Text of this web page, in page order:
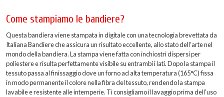
Come stampiamo le bandiere?
Questa bandiera viene stampata in digitale con una tecnologia brevettata da
Italiana Bandiere che assicura un risultato eccellente, allo stato dell’arte nel
mondo della bandiera. La stampa viene fatta con inchiostri dispersi per
poliestere e risulta perfettamente visibile su entrambi i lati. Dopo la stampa il
tessuto passa al finissaggio dove un forno ad alta temperatura (165°C) fissa
in modo permanente il colore nella fibra del tessuto, rendendo la stampa
lavabile e resistente alle intemperie. Ti consigliamo il lavaggio prima dell’uso